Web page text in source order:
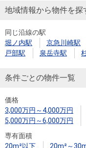
地域情報から物件を探
同じ沿線の駅
堀ノ内駅
京急川崎駅
戸部駅
泉岳寺駅
条件ごとの物件一覧
価格
3,000万円～4,000万円
5,000万円～6,000万円
専有面積
20m²以下
20m²～